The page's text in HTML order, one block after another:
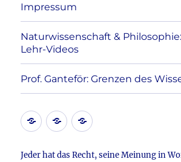
Impressum
Naturwissenschaft &
Lehr-Videos
Prof. Ganteför: Grenzen des
KontaktDatenschutzerklärung
Impressum
Jeder hat das Recht, seine Meinung in